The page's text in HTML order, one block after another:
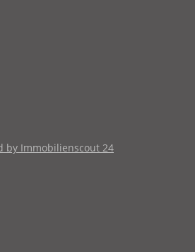
by Immobilienscout 24